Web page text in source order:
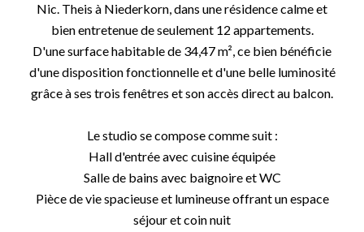
Nic. Theis à Niederkorn, dans une résidence calme et
bien entretenue de seulement 12 appartements.
D'une surface habitable de 34,47 m², ce bien bénéficie
d'une disposition fonctionnelle et d'une belle luminosité
grâce à ses trois fenêtres et son accès direct au balcon.
Le studio se compose comme suit :
Hall d'entrée avec cuisine équipée
Salle de bains avec baignoire et WC
Pièce de vie spacieuse et lumineuse offrant un espace
séjour et coin nuit